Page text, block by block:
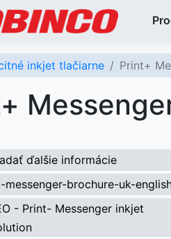
inkjet tlačiarne Print+
ďalšie informácie
messenger-brochure-uk-
- Print- Messenger inkjet